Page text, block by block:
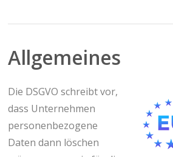
Allgemeines
Die DSGVO schreibt vor,
dass Unternehmen
personenbezogene
Daten dann löschen